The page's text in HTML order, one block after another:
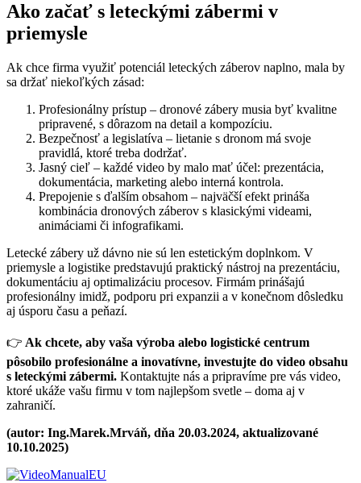
Ako začať s leteckými zábermi v
priemysle
Ak chce firma využiť potenciál leteckých záberov naplno, mala by
sa držať niekoľkých zásad:
Profesionálny prístup – dronové zábery musia byť kvalitne
pripravené, s dôrazom na detail a kompozíciu.
Bezpečnosť a legislatíva – lietanie s dronom má svoje
pravidlá, ktoré treba dodržať.
Jasný cieľ – každé video by malo mať účel: prezentácia,
dokumentácia, marketing alebo interná kontrola.
Prepojenie s ďalším obsahom – najväčší efekt prináša
kombinácia dronových záberov s klasickými videami,
animáciami či infografikami.
Letecké zábery už dávno nie sú len estetickým doplnkom. V
priemysle a logistike predstavujú praktický nástroj na prezentáciu,
dokumentáciu aj optimalizáciu procesov. Firmám prinášajú
profesionálny imidž, podporu pri expanzii a v konečnom dôsledku
aj úsporu času a peňazí.
👉 Ak chcete, aby vaša výroba alebo logistické centrum
pôsobilo profesionálne a inovatívne, investujte do video obsahu
s leteckými zábermi. Kontaktujte nás a pripravíme pre vás video,
ktoré ukáže vašu firmu v tom najlepšom svetle – doma aj v
zahraničí.
(autor: Ing.Marek.Mrváň, dňa 20.03.2024, aktualizované
10.10.2025)